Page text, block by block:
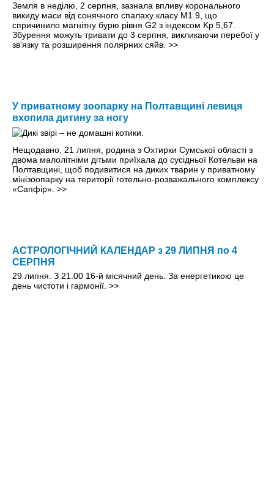
Земля в неділю, 2 серпня, зазнала впливу коронального
викиду маси від сонячного спалаху класу M1.9, що
спричинило магнітну бурю рівня G2 з індексом Kp 5,67.
Збурення можуть тривати до 3 серпня, викликаючи перебої у
зв'язку та розширення полярних сяйв. >>
У приватному зоопарку на Полтавщині левиця
вхопила дитину за ногу
Нещодавно, 21 липня, родина з Охтирки Сумської області з
двома малолітніми дітьми приїхала до сусідньої Котельви на
Полтавщині, щоб подивитися на диких тварин у приватному
мінізоопарку на території готельно-розважального комплексу
«Сапфір». >>
АСТРОЛОГІЧНИЙ КАЛЕНДАР з 29 ЛИПНЯ по 4
СЕРПНЯ
29 липня. З 21.00 16-й місячний день. За енергетикою це
день чистоти і гармонії. >>